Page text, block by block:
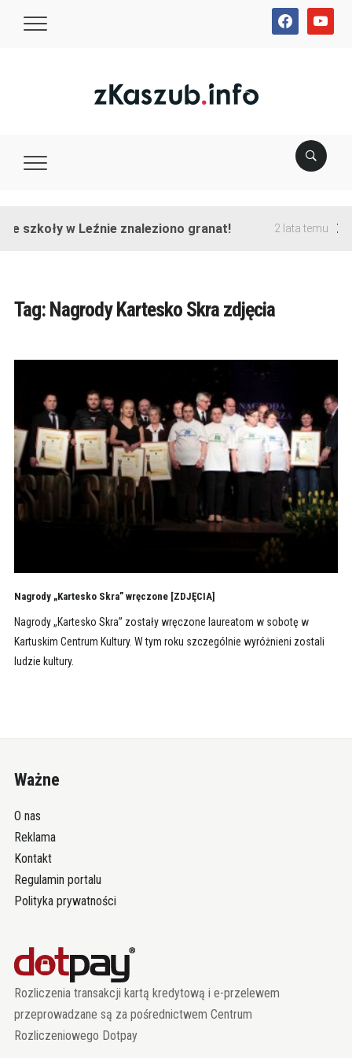
facebookyoutube
szkoły w Leźnie znaleziono granat! 2 lata temu
Tag: Nagrody Kartesko Skra zdjęcia
Nagrody „Kartesko Skra” wręczone [ZDJĘCIA]
Nagrody „Kartesko Skra” zostały wręczone laureatom w sobotę w
Kartuskim Centrum Kultury. W tym roku szczególnie wyróżnieni zostali
ludzie kultury.
Ważne
O nas
Reklama
Kontakt
Regulamin portalu
Polityka prywatności
Rozliczenia transakcji kartą kredytową i e-przelewem
przeprowadzane są za pośrednictwem Centrum
Rozliczeniowego Dotpay